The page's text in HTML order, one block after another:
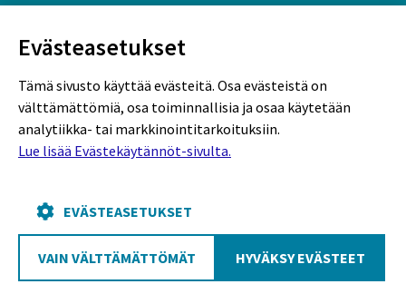
Rekisteriseloste
Evästekäytännöt
Poutapilvi web design
Evästeasetukset
Tämä sivusto käyttää evästeitä. Osa evästeistä on
välttämättömiä, osa toiminnallisia ja osaa käytetään
analytiikka- tai markkinointitarkoituksiin.
Lue lisää Evästekäytännöt-sivulta.
EVÄSTEASETUKSET
VAIN VÄLTTÄMÄTTÖMÄT HYVÄKSY EVÄSTEET